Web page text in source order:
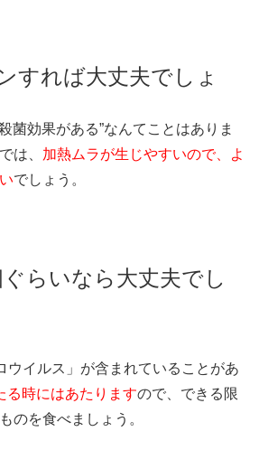
すれば大丈夫でしょ
菌効果がある”なんてことはありま
は、 加熱ムラが生じやすいので、よ
でしょう。
らいなら大丈夫でし
ウイルス」が含まれていることがあ
る時にはあたりますので、できる限
のを食べましょう。